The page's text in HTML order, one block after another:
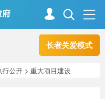
长者关爱模式
走进资阳
行公开 >重大项目建设